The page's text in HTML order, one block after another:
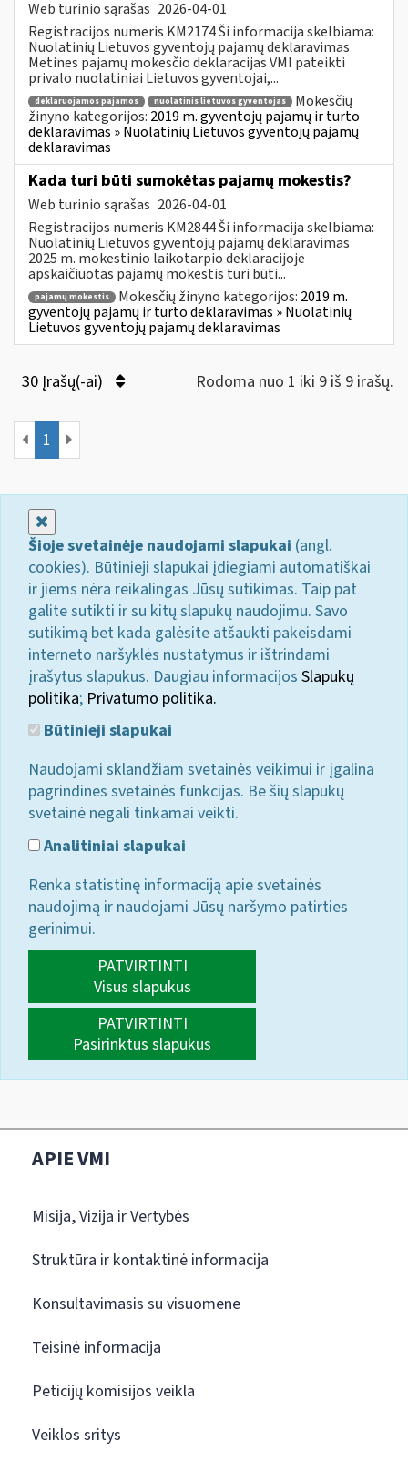
Web turinio sąrašas 2026-04-01
Registracijos numeris KM2174 Ši informacija skelbiama:
Nuolatinių Lietuvos gyventojų pajamų deklaravimas
Metines pajamų mokesčio deklaracijas VMI pateikti
privalo nuolatiniai Lietuvos gyventojai,...
deklaruojamos pajamos nuolatinis lietuvos gyventojas
Mokesčių
žinyno kategorijos: 2019 m. gyventojų pajamų ir turto
deklaravimas » Nuolatinių Lietuvos gyventojų pajamų
deklaravimas
Kada turi būti sumokėtas pajamų mokestis?
Web turinio sąrašas 2026-04-01
Registracijos numeris KM2844 Ši informacija skelbiama:
Nuolatinių Lietuvos gyventojų pajamų deklaravimas
2025 m. mokestinio laikotarpio deklaracijoje
apskaičiuotas pajamų mokestis turi būti...
pajamų mokestis Mokesčių žinyno kategorijos: 2019 m.
gyventojų pajamų ir turto deklaravimas » Nuolatinių
Lietuvos gyventojų pajamų deklaravimas
30 Įrašų(-ai) Rodoma nuo 1 iki 9 iš 9 irašų.
1
Šioje svetainėje naudojami slapukai (angl.
cookies). Būtinieji slapukai įdiegiami automatiškai
ir jiems nėra reikalingas Jūsų sutikimas. Taip pat
galite sutikti ir su kitų slapukų naudojimu. Savo
sutikimą bet kada galėsite atšaukti pakeisdami
interneto naršyklės nustatymus ir ištrindami
įrašytus slapukus. Daugiau informacijos Slapukų
politika; Privatumo politika.
Būtinieji slapukai
Naudojami sklandžiam svetainės veikimui ir įgalina
pagrindines svetainės funkcijas. Be šių slapukų
svetainė negali tinkamai veikti.
Analitiniai slapukai
Renka statistinę informaciją apie svetainės
naudojimą ir naudojami Jūsų naršymo patirties
gerinimui.
PATVIRTINTI
Visus slapukus
PATVIRTINTI
Pasirinktus slapukus
APIE VMI
Misija, Vizija ir Vertybės
Struktūra ir kontaktinė informacija
Konsultavimasis su visuomene
Teisinė informacija
Peticijų komisijos veikla
Veiklos sritys